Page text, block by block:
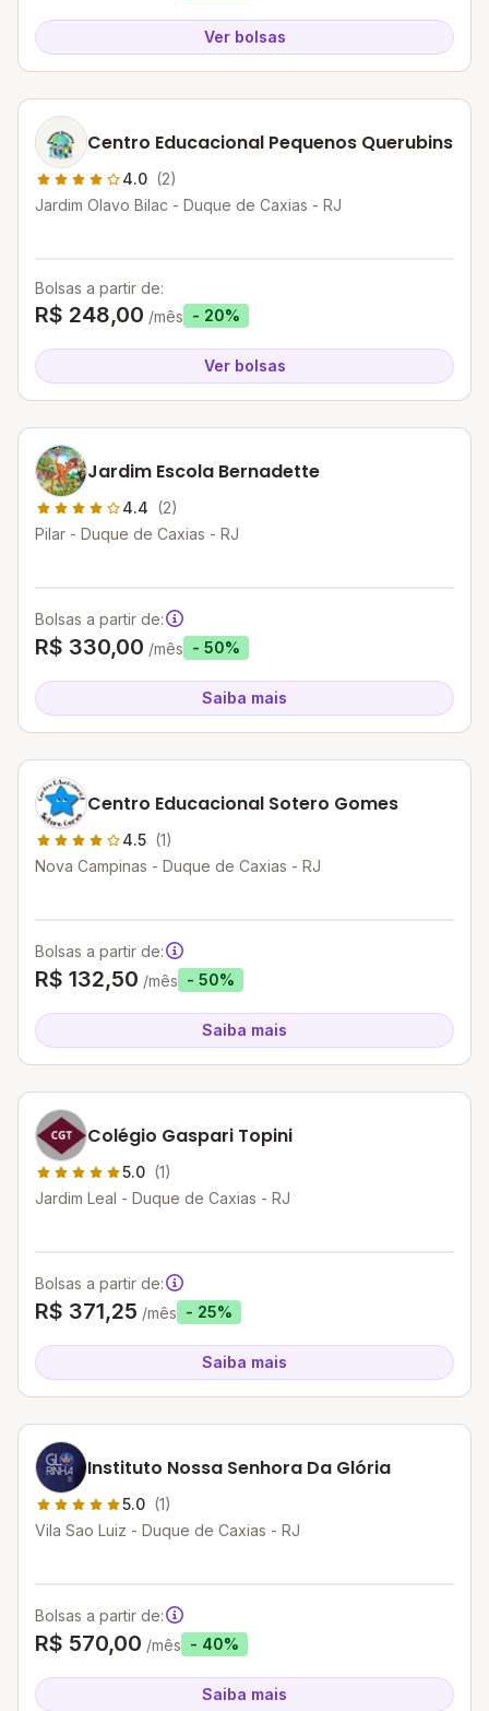
Ver bolsas
Centro Educacional Pequenos Querubins
4.0 (2)
Jardim Olavo Bilac - Duque de Caxias - RJ
Bolsas a partir de:
R$ 248,00 /mês - 20%
Ver bolsas
Jardim Escola Bernadette
4.4 (2)
Pilar - Duque de Caxias - RJ
Bolsas a partir de:
R$ 330,00 /mês - 50%
Saiba mais
Centro Educacional Sotero Gomes
4.5 (1)
Nova Campinas - Duque de Caxias - RJ
Bolsas a partir de:
R$ 132,50 /mês - 50%
Saiba mais
Colégio Gaspari Topini
5.0 (1)
Jardim Leal - Duque de Caxias - RJ
Bolsas a partir de:
R$ 371,25 /mês - 25%
Saiba mais
Instituto Nossa Senhora Da Glória
5.0 (1)
Vila Sao Luiz - Duque de Caxias - RJ
Bolsas a partir de:
R$ 570,00 /mês - 40%
Saiba mais